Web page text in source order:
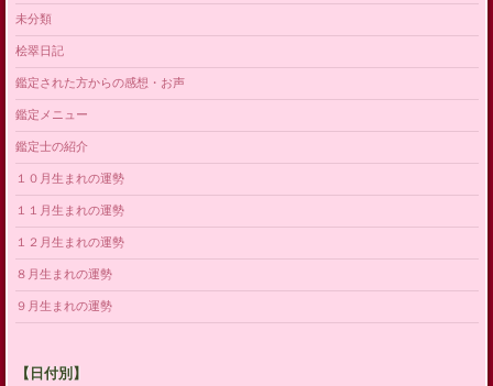
未分類
桧翠日記
鑑定された方からの感想・お声
鑑定メニュー
鑑定士の紹介
１０月生まれの運勢
１１月生まれの運勢
１２月生まれの運勢
８月生まれの運勢
９月生まれの運勢
【日付別】